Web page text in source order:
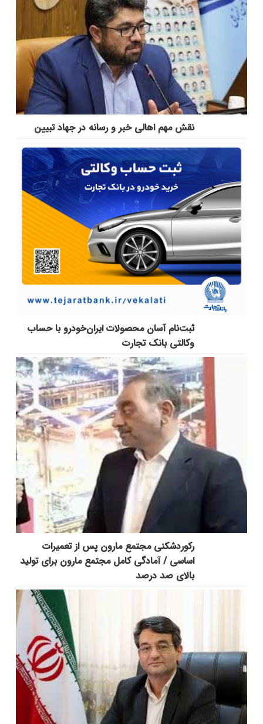
نقش مهم اهالی خبر و رسانه در جهاد تبیین
ثبت‌نام آسان محصولات ایران‌خودرو با حساب
وکالتی بانک تجارت
رکوردشکنی مجتمع مارون پس از تعمیرات
اساسی / آمادگی کامل مجتمع مارون برای تولید
بالای صد درصد